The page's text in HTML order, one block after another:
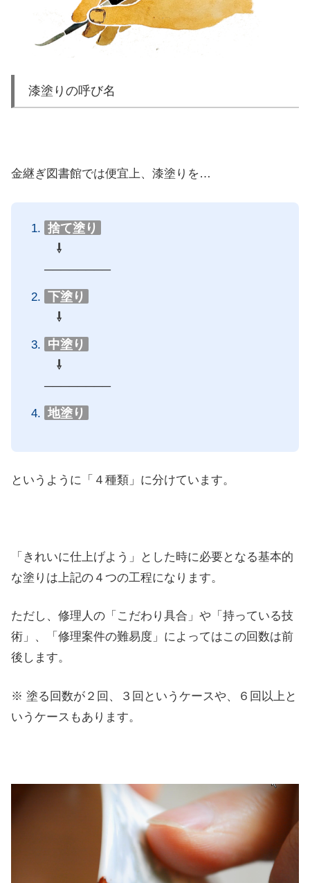
漆塗りの呼び名
金継ぎ図書館では便宜上、漆塗りを…
捨て塗り
⇩
────────
下塗り
⇩
中塗り
⇩
────────
地塗り
というように「４種類」に分けています。
「きれいに仕上げよう」とした時に必要となる基本的
な塗りは上記の４つの工程になります。
ただし、修理人の「こだわり具合」や「持っている技
術」、「修理案件の難易度」によってはこの回数は前
後します。
※ 塗る回数が２回、３回というケースや、６回以上と
いうケースもあります。